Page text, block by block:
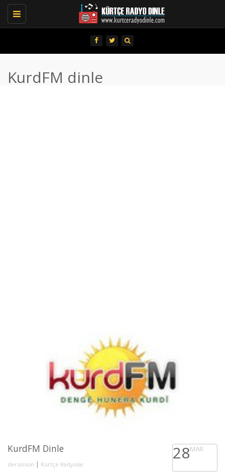
Toggle
navigation
KurdFM dinle
KurdFM Dinle
dersolsun | Kürtçe Radyolar
28MAR